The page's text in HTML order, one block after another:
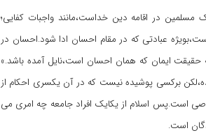
در اقامه دین خداست،مانند واجبات کفایی؛
عبادتی که در مقام احسان ادا شود.احسان در
ایمان که همان احسان است،نایل آمده باشد.»
برکسی پوشیده نیست که در آن یکسری احکام از
است.پس اسلام از یکایک افراد جامعه چه امری می
است.